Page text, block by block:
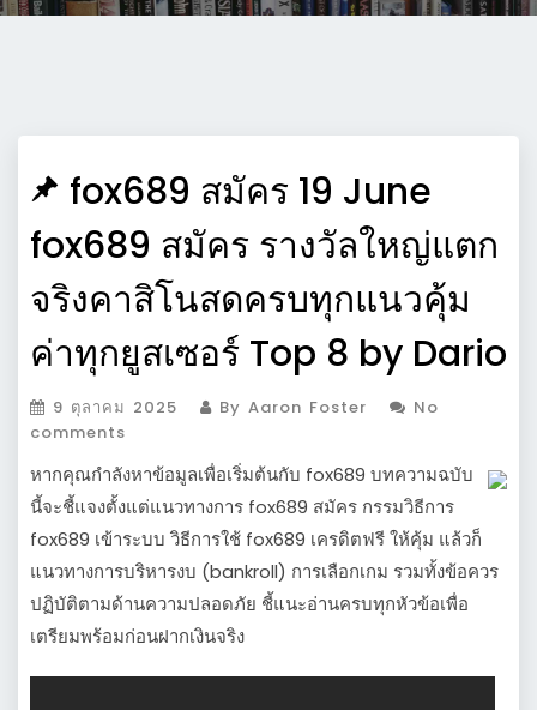
fox689 สมัคร 19 June
fox689 สมัคร รางวัลใหญ่แตก
จริงคาสิโนสดครบทุกแนวคุ้ม
ค่าทุกยูสเซอร์ Top 8 by Dario
9 ตุลาคม 2025 By Aaron Foster
No
comments
หากคุณกำลังหาข้อมูลเพื่อเริ่มต้นกับ fox689 บทความฉบับ
นี้จะชี้แจงตั้งแต่แนวทางการ fox689 สมัคร กรรมวิธีการ
fox689 เข้าระบบ วิธีการใช้ fox689 เครดิตฟรี ให้คุ้ม แล้วก็
แนวทางการบริหารงบ (bankroll) การเลือกเกม รวมทั้งข้อควร
ปฏิบัติตามด้านความปลอดภัย ชี้แนะอ่านครบทุกหัวข้อเพื่อ
เตรียมพร้อมก่อนฝากเงินจริง